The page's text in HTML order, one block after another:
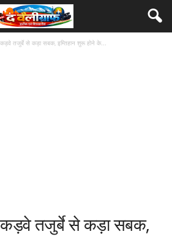
तजुर्बे से कड़ा सबक, इम्तिहान शुरू होने के...
तजुर्बे से कड़ा सबक,